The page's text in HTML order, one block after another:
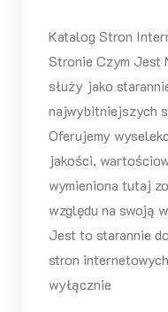
Katalog Stron
Stronie Czym Jest
służy jako
najwybitniejszych
Oferujemy
jakości,
wymieniona tutaj
względu na swoją
Jest to starannie
stron
wyłącznie